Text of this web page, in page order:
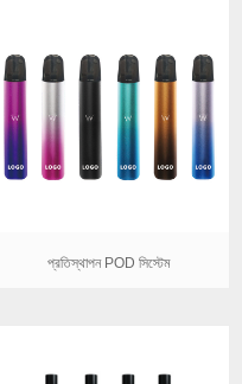
প্রতিস্থাপন POD সিস্টেম